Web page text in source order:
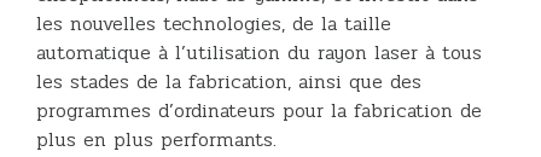
les nouvelles technologies, de la taille
automatique à l’utilisation du rayon laser à tous
les stades de la fabrication, ainsi que des
programmes d’ordinateurs pour la fabrication de
plus en plus performants.